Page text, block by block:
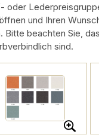
oder
und Ihren
Bitte beachten Sie,
sind.